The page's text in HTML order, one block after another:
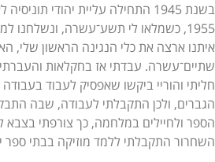
בשנת 1945 התחילה עליית יהודי
1955, כשמלאו לי תשע־עשרה, ונשלחנו
איתנו ארצה את כלי הנגינה הראשון שלי,
שתיים־עשרה. עבדתי אז בחקלאות
חליתי והוריי ביקשו שאפסיק לעבוד בעבודה
הגברים, ולכן התקבלתי לעבודה, שבה
הספר ולחיילים במלחמה, כך צורפתי בצבא
השחרור התקבלתי ללמד מוזיקה בבתי ספר